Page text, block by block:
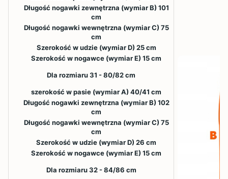
Długość nogawki zewnętrzna (wymiar B) 101
cm
Długość nogawki wewnętrzna (wymiar C) 75
cm
Szerokość w udzie (wymiar D) 25 cm
Szerokość w nogawce (wymiar E) 15 cm
Dla rozmiaru 31 - 80/82 cm
szerokość w pasie (wymiar A) 40/41 cm
Długość nogawki zewnętrzna (wymiar B) 102
cm
Długość nogawki wewnętrzna (wymiar C) 75
cm
Szerokość w udzie (wymiar D) 26 cm
Szerokość w nogawce (wymiar E) 15 cm
Dla rozmiaru 32 - 84/86 cm